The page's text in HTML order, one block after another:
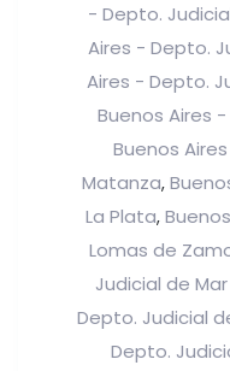
- Depto.
Aires - Depto.
Aires - Depto.
Buenos Aires
Buenos
Matanza,
La Plata,
Lomas de
Judicial de
Depto. Judicial
Depto.